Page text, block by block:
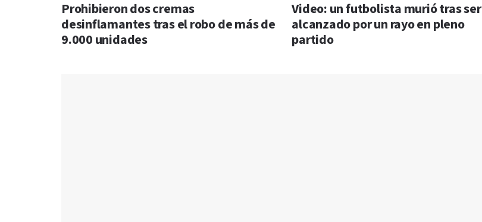
Prohibieron dos cremas
desinflamantes tras el robo de más de
9.000 unidades
Video: un futbolista murió tras ser
alcanzado por un rayo en pleno
partido